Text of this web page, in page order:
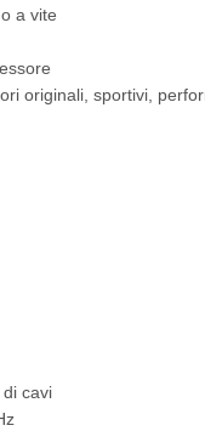
a vite
originali, sportivi,
cavi